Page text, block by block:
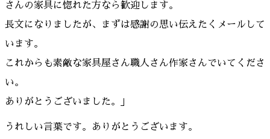
さんの家具に惚れた方なら歓迎します。
長文になりましたが、まずは感謝の思い伝えたくメールして
います。
これからも素敵な家具屋さん職人さん作家さんでいてくださ
い。
ありがとうございました。」
うれしい言葉です。ありがとうございます。